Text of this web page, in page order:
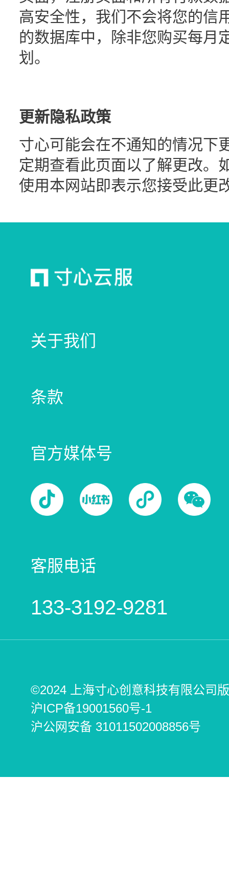
高安全性，我们不会将您的信
的数据库中，除非您购买每月
划。
更新隐私政策
寸心可能会在不通知的情况下
定期查看此页面以了解更改。
使用本网站即表示您接受此更
关于我们
条款
官方媒体号
客服电话
133-3192-9281
©2024 上海寸心创意科技有限公司
沪ICP备19001560号-1
沪公网安备 31011502008856号